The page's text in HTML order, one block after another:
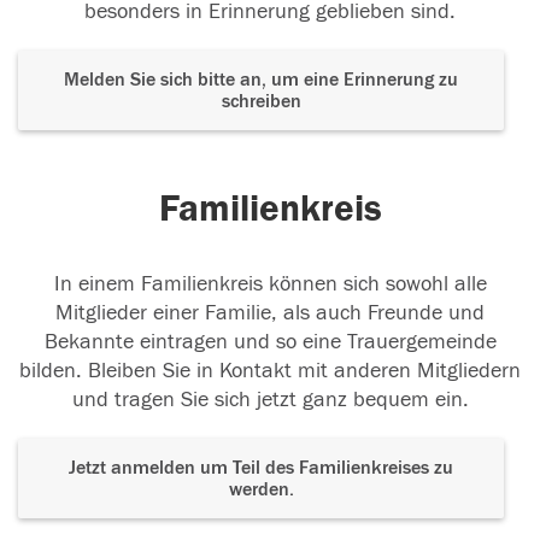
du warst die beste Oma für...weiterlesen
Gute Reise
14.09.2018
besonders in Erinnerung geblieben sind.
Melden Sie sich bitte an, um eine Erinnerung zu
schreiben
Familienkreis
In einem Familienkreis können sich sowohl alle
Mitglieder einer Familie, als auch Freunde und
Bekannte eintragen und so eine Trauergemeinde
bilden. Bleiben Sie in Kontakt mit anderen Mitgliedern
und tragen Sie sich jetzt ganz bequem ein.
Jetzt anmelden um Teil des Familienkreises zu
werden.